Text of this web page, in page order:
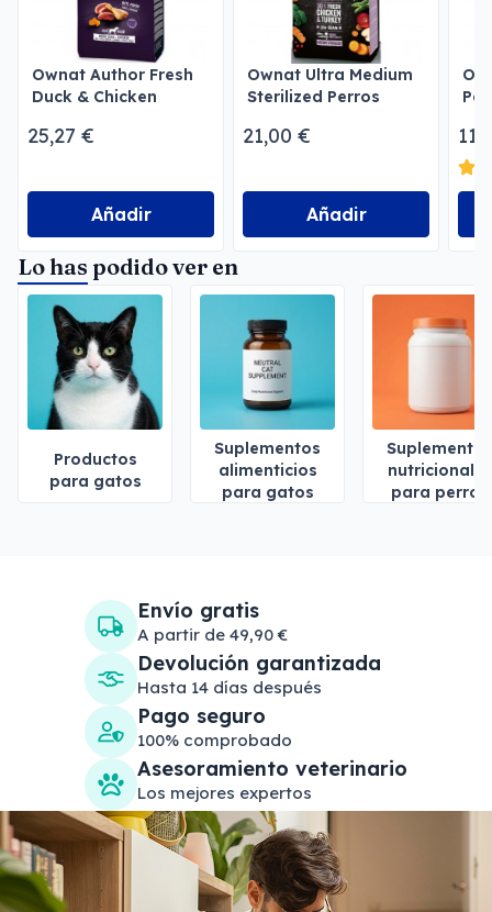
Ownat Author Fresh
Duck & Chicken
25,27 €
Añadir
Ownat Ultra Medium
Sterilized Perros
21,00 €
Añadir
Lo has podido ver en
Productos
para gatos
Suplementos
alimenticios
para gatos
Suplementos
nutricionales
para perros
Envío gratis
A partir de 49,90 €
Devolución garantizada
Hasta 14 días después
Pago seguro
100% comprobado
Asesoramiento veterinario
Los mejores expertos